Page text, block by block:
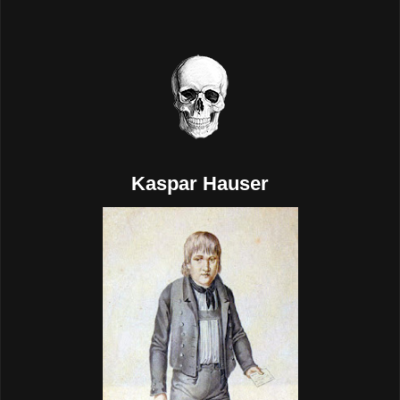
Kaspar Hauser